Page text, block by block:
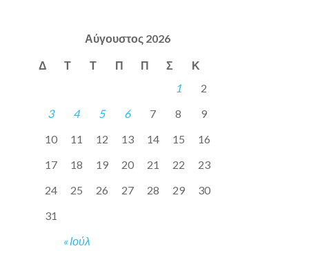
Αύγουστος 2026
Δ Τ Τ Π Π Σ Κ
« Ιούλ
1
2
3
4 5 6 7 8
9
10
11 12 13 14 15
16
17
18 19 20 21 22
23
24
25 26 27 28 29
30
31